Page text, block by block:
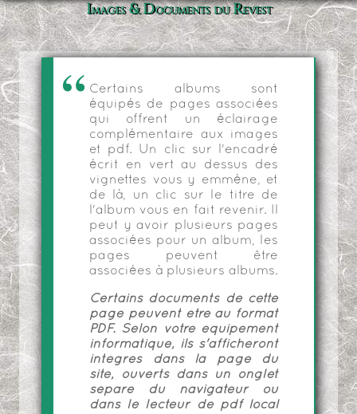
Images & Documents du Revest
Certains albums sont
équipés de pages associées
qui offrent un éclairage
complémentaire aux images
et pdf. Un clic sur l'encadré
écrit en vert au dessus des
vignettes vous y emmène, et
de là, un clic sur le titre de
l'album vous en fait revenir. Il
peut y avoir plusieurs pages
associées pour un album, les
pages peuvent être
associées à plusieurs albums.
Certains documents de cette
page peuvent être au format
PDF. Selon votre équipement
informatique, ils s'afficheront
intégrés dans la page du
site, ouverts dans un onglet
séparé du navigateur ou
dans le lecteur de pdf local